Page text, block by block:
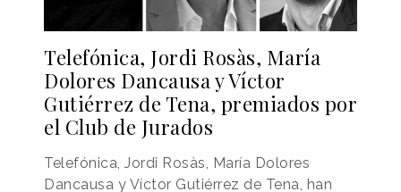
Telefónica, Jordi Rosàs, María
Dolores Dancausa y Víctor
Gutiérrez de Tena, premiados por
el Club de Jurados
Telefónica, Jordi Rosàs, María Dolores
Dancausa y Víctor Gutiérrez de Tena, han